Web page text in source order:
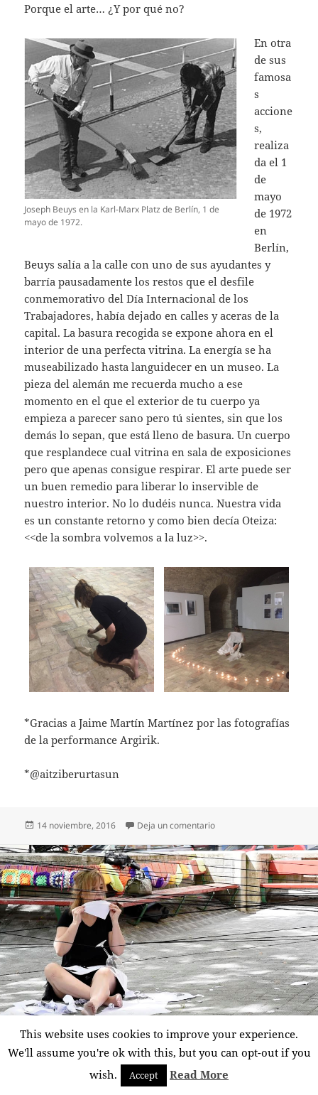
Porque el arte… ¿Y por qué no?
Joseph Beuys en la Karl-Marx Platz de Berlín, 1 de
mayo de 1972.
En otra
de sus
famosa
s
accione
s,
realiza
da el 1
de
mayo
de 1972
en
Berlín,
Beuys salía a la calle con uno de sus ayudantes y
barría pausadamente los restos que el desfile
conmemorativo del Día Internacional de los
Trabajadores, había dejado en calles y aceras de la
capital. La basura recogida se expone ahora en el
interior de una perfecta vitrina. La energía se ha
museabilizado hasta languidecer en un museo. La
pieza del alemán me recuerda mucho a ese
momento en el que el exterior de tu cuerpo ya
empieza a parecer sano pero tú sientes, sin que los
demás lo sepan, que está lleno de basura. Un cuerpo
que resplandece cual vitrina en sala de exposiciones
pero que apenas consigue respirar. El arte puede ser
un buen remedio para liberar lo inservible de
nuestro interior. No lo dudéis nunca. Nuestra vida
es un constante retorno y como bien decía Oteiza:
<<de la sombra volvemos a la luz>>.
*Gracias a Jaime Martín Martínez por las fotografías
de la performance Argirik.
*@aitziberurtasun
Publicado
14 noviembre, 2016 Deja un comentarioen TEORÍA DE NUESTRO
EL MURO DE LA
This website uses cookies to improve your experience.
We'll assume you're ok with this, but you can opt-out if you
wish.
Accept Read More